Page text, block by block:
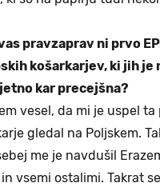
pravzaprav ni prvo
košarkarjev, ki jih
kar precejšna?
vesel, da mi je uspel
gledal na Poljskem.
me je navdušil
vsemi ostalimi. Takrat